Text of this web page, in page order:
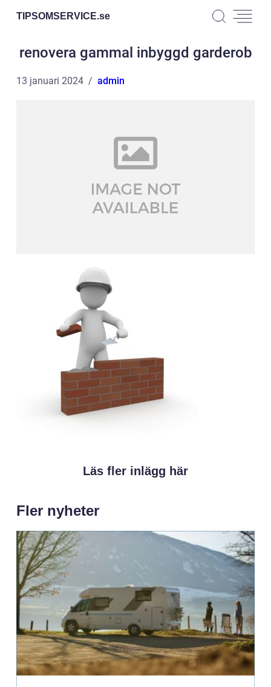
TIPSOMSERVICE.se
renovera gammal inbyggd garderob
13 januari 2024 admin
Läs fler inlägg här
Fler nyheter